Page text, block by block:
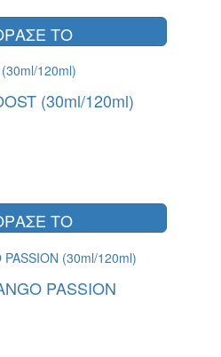
ΤΟ
(30ml/120ml)
ΤΟ
PASSION